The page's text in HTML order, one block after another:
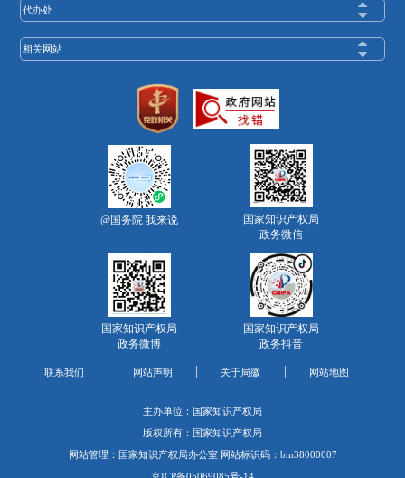
代办处
相关网站
@国务院 我来说
国家知识产权局
政务微信
国家知识产权局
政务微博
国家知识产权局
政务抖音
联系我们 网站声明 关于局徽 网站地图
主办单位：国家知识产权局
版权所有：国家知识产权局
网站管理：国家知识产权局办公室 网站标识码：bm38000007